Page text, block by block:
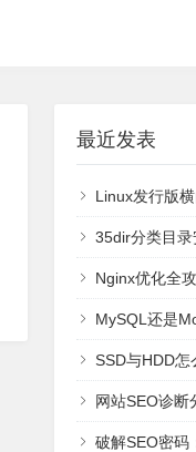
最近发表
Linux发行版横向
35dir分类目录安全配置
Nginx优化全
MySQL还是MongoDB？
SSD与HDD怎
网站SEO诊断分析
破解SEO密码：